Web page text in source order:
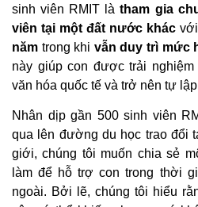
sinh viên RMIT làtham gia
viên tại một đất nước khácvới
năm trong khi vẫn duy trì mức
này giúp con được trải
văn hóa quốc tế và trở nên tự
Nhân dịp gần 500 sinh viên
qua lên đường du học trao đổi
giới, chúng tôi muốn chia sẻ
làm để hỗ trợ con trong thời
ngoài. Bởi lẽ, chúng tôi hiểu